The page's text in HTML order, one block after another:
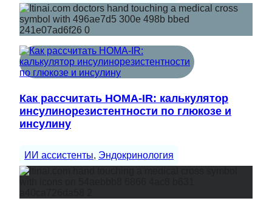
Как рассчитать HOMA-IR: калькулятор
инсулинорезистентности по глюкозе и
инсулину
ИИ ассистенты, Эндокринология